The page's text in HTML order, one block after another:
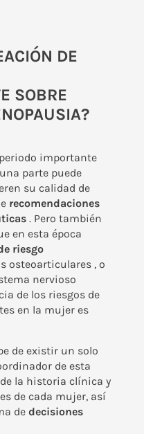
DE
SOBRE
importante
parte puede
su calidad de
recomendaciones
. Pero también
en esta época
riesgo
osteoarticulares , o
nervioso
de los riesgos de
en la mujer es
de existir un solo
de esta
la historia clínica y
de cada mujer, así
de decisiones